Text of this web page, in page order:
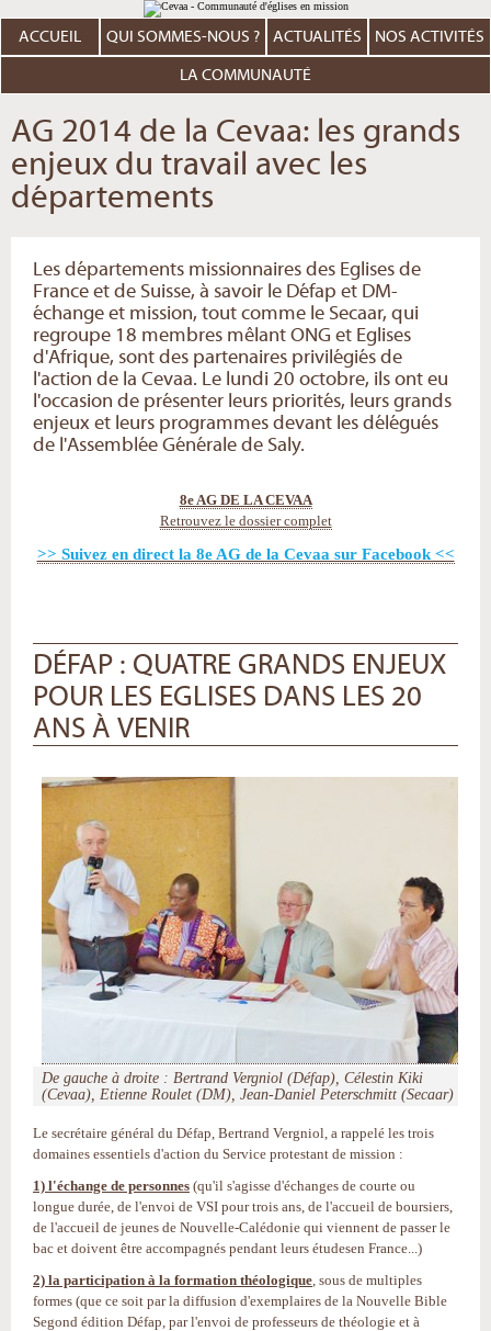
au
contenu.
Aller
personnels
ACCUEIL QUI SOMMES-NOUS ? ACTUALITÉS NOS ACTIVITÉS
LA COMMUNAUTÉ
AG 2014 de la Cevaa: les grands
enjeux du travail avec les
départements
Les départements missionnaires des Eglises de
France et de Suisse, à savoir le Défap et DM-
échange et mission, tout comme le Secaar, qui
regroupe 18 membres mêlant ONG et Eglises
d'Afrique, sont des partenaires privilégiés de
l'action de la Cevaa. Le lundi 20 octobre, ils ont eu
l'occasion de présenter leurs priorités, leurs grands
enjeux et leurs programmes devant les délégués
de l'Assemblée Générale de Saly.
8e AG DE LA CEVAA
Retrouvez le dossier complet
>> Suivez en direct la 8e AG de la Cevaa sur Facebook <<
DÉFAP : QUATRE GRANDS ENJEUX
POUR LES EGLISES DANS LES 20
ANS À VENIR
De gauche à droite : Bertrand Vergniol (Défap), Célestin Kiki
(Cevaa), Etienne Roulet (DM), Jean-Daniel Peterschmitt (Secaar)
Le secrétaire général du Défap, Bertrand Vergniol, a rappelé les trois
domaines essentiels d'action du Service protestant de mission :
1) l'échange de personnes (qu'il s'agisse d'échanges de courte ou
longue durée, de l'envoi de VSI pour trois ans, de l'accueil de boursiers,
de l'accueil de jeunes de Nouvelle-Calédonie qui viennent de passer le
bac et doivent être accompagnés pendant leurs étudesen France...)
2) la participation à la formation théologique, sous de multiples
formes (que ce soit par la diffusion d'exemplaires de la Nouvelle Bible
Segond édition Défap, par l'envoi de professeurs de théologie et à